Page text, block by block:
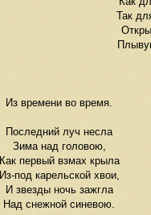
Так
Из времени во время.
Последний луч несла
Зима над головою,
Как первый взмах крыла
Из-под карельской хвои,
И звезды ночь зажгла
Над снежной синевою.